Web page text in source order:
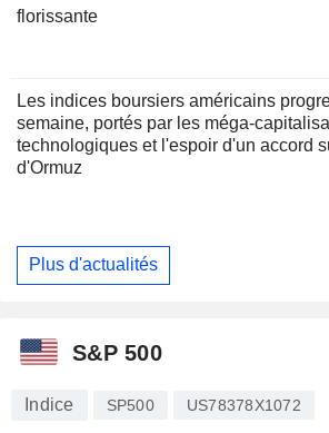
florissante
Les indices boursiers américains
semaine, portés par les méga-
technologiques et l'espoir d'un accord
d'Ormuz
Plus d'actualités
S&P 500
Indice SP500 US78378X1072